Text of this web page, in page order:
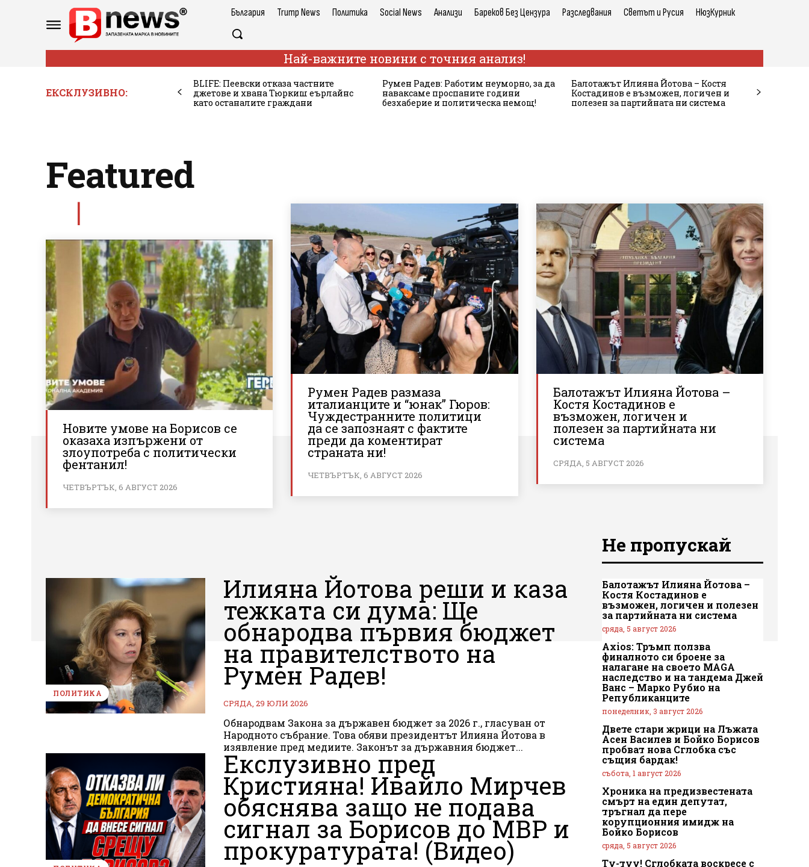
България Trump News Политика Social News Анализи Бареков Без Цензура Разследвания Светът и Русия НюзКурник
Най-важните новини с точния анализ!
ЕКСКЛУЗИВНО:
BLIFE: Пеевски отказа частните
джетове и хвана Тюркиш еърлайнс
като останалите граждани
Румен Радев: Работим неуморно, за да
наваксаме проспаните години
безхаберие и политическа немощ!
Балотажът Илияна Йотова – Костя
Костадинов е възможен, логичен и
полезен за партийната ни система
Featured
Новите умове на Борисов се
оказаха изпържени от
злоупотреба с политически
фентанил!
ЧЕТВЪРТЪК, 6 АВГУСТ 2026
Румен Радев размаза
италианците и “юнак” Гюров:
Чуждестранните политици
да се запознаят с фактите
преди да коментират
страната ни!
ЧЕТВЪРТЪК, 6 АВГУСТ 2026
Балотажът Илияна Йотова –
Костя Костадинов е
възможен, логичен и
полезен за партийната ни
система
СРЯДА, 5 АВГУСТ 2026
ПОЛИТИКА
Илияна Йотова реши и каза
тежката си дума: Ще
обнародва първия бюджет
на правителството на
Румен Радев!
СРЯДА, 29 ЮЛИ 2026
Обнародвам Закона за държавен бюджет за 2026 г., гласуван от
Народното събрание. Това обяви президентът Илияна Йотова в
изявление пред медиите. Законът за държавния бюджет...
Екслузивно пред
Кристияна! Ивайло Мирчев
обяснява защо не подава
сигнал за Борисов до МВР и
прокуратурата! (Видео)
Не пропускай
Балотажът Илияна Йотова –
Костя Костадинов е
възможен, логичен и полезен
за партийната ни система
сряда, 5 август 2026
Axios: Тръмп ползва
финалното си броене за
налагане на своето MAGA
наследство и на тандема Джей
Ванс – Марко Рубио на
Републиканците
понеделник, 3 август 2026
Двете стари жрици на Лъжата
Асен Василев и Бойко Борисов
пробват нова Сглобка със
същия бардак!
събота, 1 август 2026
Хроника на предизвестената
смърт на един депутат,
тръгнал да пере
корупционния имидж на
Бойко Борисов
сряда, 5 август 2026
Ту-туу! Сглобката воскресе с